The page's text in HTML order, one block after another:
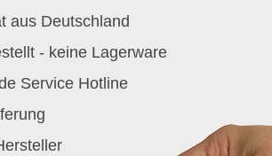
aus Deutschland
- keine Lagerware
Service Hotline